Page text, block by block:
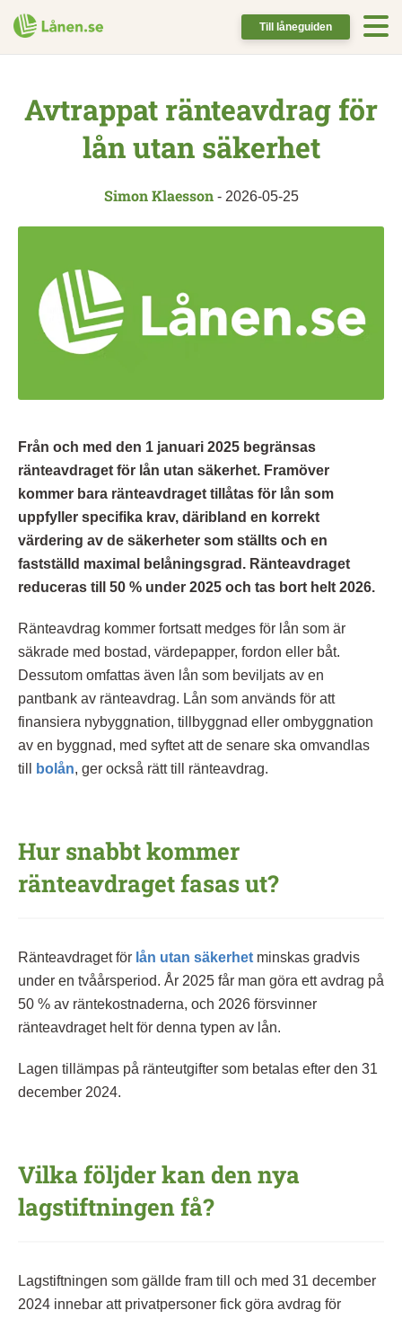
Till låneguiden
Avtrappat ränteavdrag för
lån utan säkerhet
Simon Klaesson- 2026-05-25
Från och med den 1 januari 2025 begränsas
ränteavdraget för lån utan säkerhet. Framöver
kommer bara ränteavdraget tillåtas för lån som
uppfyller specifika krav, däribland en korrekt
värdering av de säkerheter som ställts och en
fastställd maximal belåningsgrad. Ränteavdraget
reduceras till 50 % under 2025 och tas bort helt 2026.
Ränteavdrag kommer fortsatt medges för lån som är
säkrade med bostad, värdepapper, fordon eller båt.
Dessutom omfattas även lån som beviljats av en
pantbank av ränteavdrag. Lån som används för att
finansiera nybyggnation, tillbyggnad eller ombyggnation
av en byggnad, med syftet att de senare ska omvandlas
till
bolån, ger också rätt till ränteavdrag.
Hur snabbt kommer
ränteavdraget fasas ut?
Ränteavdraget för lån utan säkerhet minskas gradvis
under en tvåårsperiod. År 2025 får man göra ett avdrag på
50 % av räntekostnaderna, och 2026 försvinner
ränteavdraget helt för denna typen av lån.
Lagen tillämpas på ränteutgifter som betalas efter den 31
december 2024.
Vilka följder kan den nya
lagstiftningen få?
Lagstiftningen som gällde fram till och med 31 december
2024 innebar att privatpersoner fick göra avdrag för